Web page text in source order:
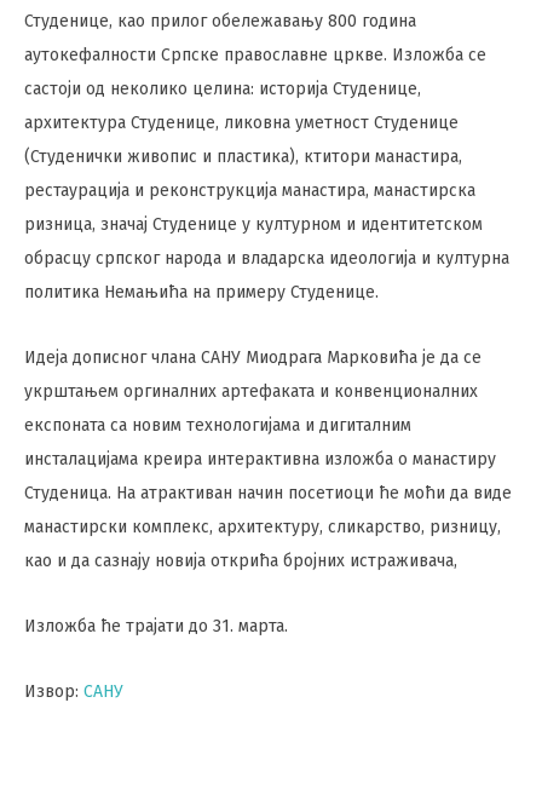
Студенице, као прилог обележавању 800 година
аутокефалности Српске православне цркве. Изложба се
састоји од неколико целина: историја Студенице,
архитектура Студенице, ликовна уметност Студенице
(Студенички живопис и пластика), ктитори манастира,
рестаурација и реконструкција манастира, манастирска
ризница, значај Студенице у културном и идентитетском
обрасцу српског народа и владарска идеологија и културна
политика Немањића на примеру Студенице.
Идеја дописног члана САНУ Миодрага Марковића је да се
укрштањем оргиналних артефаката и конвенционалних
експоната са новим технологијама и дигиталним
инсталацијама креира интерактивна изложба о манастиру
Студеница. На атрактиван начин посетиоци ће моћи да виде
манастирски комплекс, архитектуру, сликарство, ризницу,
као и да сазнају новија открића бројних истраживача,
Изложба ће трајати до 31. марта.
Извор: САНУ